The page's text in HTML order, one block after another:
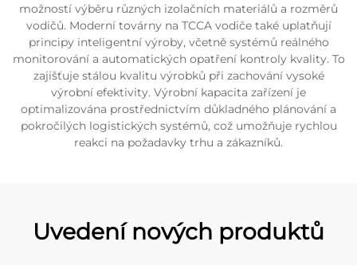
možností výběru různých izolačních materiálů a rozměrů
vodičů. Moderní továrny na TCCA vodiče také uplatňují
principy inteligentní výroby, včetně systémů reálného
monitorování a automatických opatření kontroly kvality. To
zajišťuje stálou kvalitu výrobků při zachování vysoké
výrobní efektivity. Výrobní kapacita zařízení je
optimalizována prostřednictvím důkladného plánování a
pokročilých logistických systémů, což umožňuje rychlou
reakci na požadavky trhu a zákazníků.
Uvedení nových produktů